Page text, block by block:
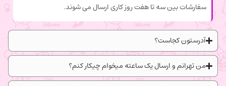
سفارشات بین سه تا هفت روز کاری ارسال می شوند.
آدرستون کجاست؟
من تهرانم و ارسال یک ساعته میخوام چیکار کنم؟